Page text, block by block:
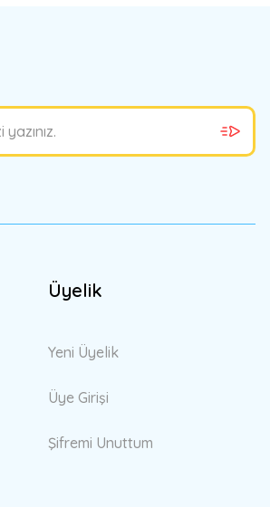
Üyelik
Yeni Üyelik
Üye Girişi
Şifremi Unuttum